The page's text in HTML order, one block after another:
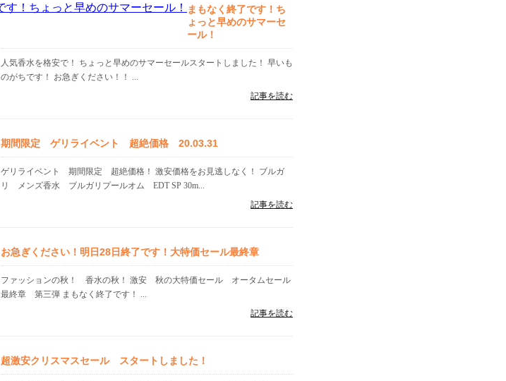
まもなく終了です！ち
ょっと早めのサマーセ
ール！
人気香水を格安で！ ちょっと早めのサマーセールスタートしました！ 早いも
のがちです！ お急ぎください！！ ...
記事を読む
期間限定 ゲリライベント 超絶価格 20.03.31
ゲリライベント 期間限定 超絶価格！ 激安価格をお見逃しなく！ ブルガ
リ メンズ香水 ブルガリプールオム EDT SP 30m...
記事を読む
お急ぎください！明日28日終了です！大特価セール最終章
ファッションの秋！ 香水の秋！ 激安 秋の大特価セール オータムセール
最終章 第三弾 まもなく終了です！ ...
記事を読む
超激安クリスマスセール スタートしました！